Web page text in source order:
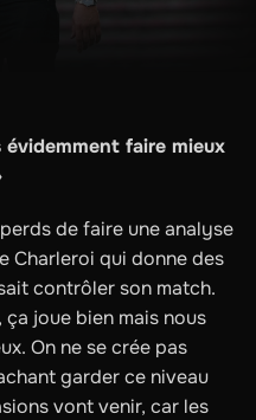
faire mieux
de faire une analyse
Charleroi qui donne des
contrôler son match.
joue bien mais nous
On ne se crée pas
garder ce niveau
vont venir, car les